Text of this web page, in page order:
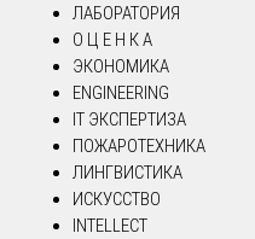
ЛАБОРАТОРИЯ
О Ц Е Н К А
ЭКОНОМИКА
ENGINEERING
IT ЭКСПЕРТИЗА
ПОЖАРОТЕХНИКА
ЛИНГВИСТИКА
ИСКУССТВО
INTELLECT